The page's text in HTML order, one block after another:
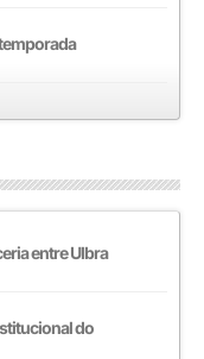
entre Ulbra
do